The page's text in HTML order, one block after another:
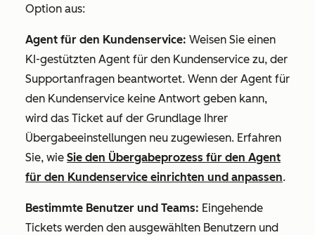
Option aus:
Agent für den Kundenservice: Weisen Sie einen
KI-gestützten Agent für den Kundenservice zu, der
Supportanfragen beantwortet. Wenn der Agent für
den Kundenservice keine Antwort geben kann,
wird das Ticket auf der Grundlage Ihrer
Übergabeeinstellungen neu zugewiesen. Erfahren
Sie, wie Sie den Übergabeprozess für den Agent
für den Kundenservice einrichten und anpassen.
Bestimmte Benutzer und Teams: Eingehende
Tickets werden den ausgewählten Benutzern und